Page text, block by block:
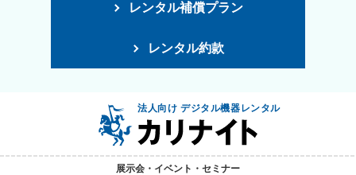
レンタル補償プラン
レンタル約款
法人向け デジタル機器レンタル
展示会・イベント・セミナー